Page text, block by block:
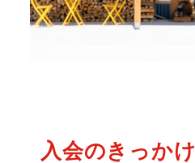
入会のきっかけ